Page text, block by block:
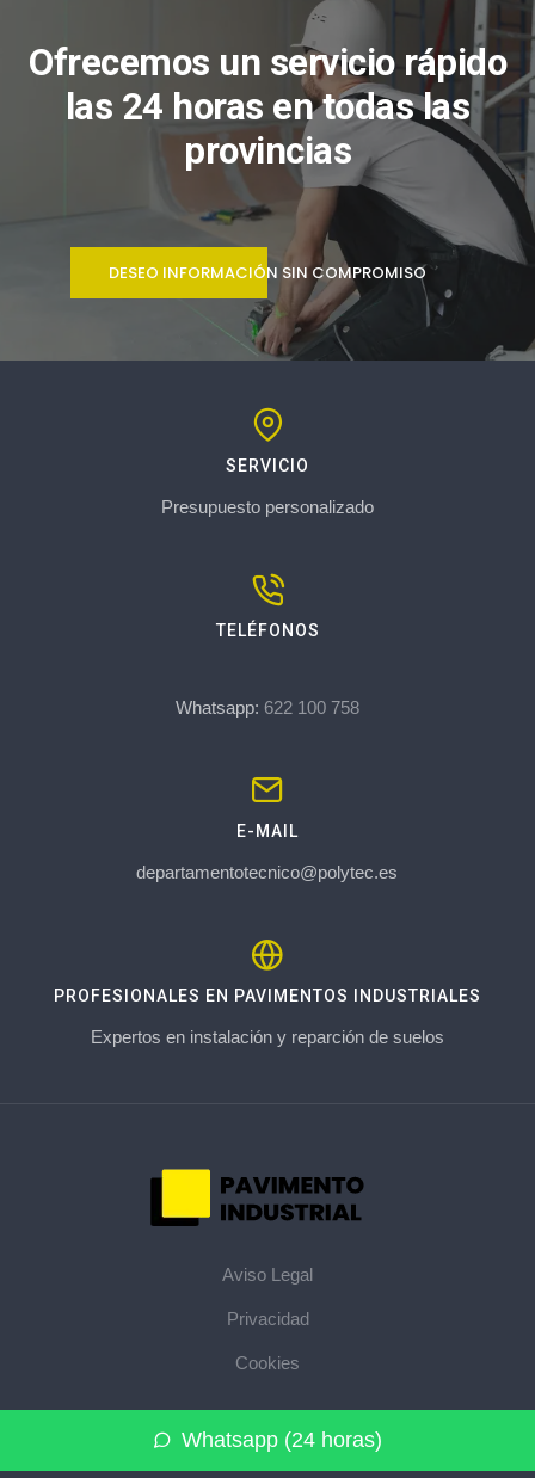
Whatsapp (24 horas)
Ofrecemos un servicio rápido
las 24 horas en todas las
provincias
DESEO INFORMACIÓN SIN COMPROMISO
SERVICIO
Presupuesto personalizado
TELÉFONOS
Whatsapp: 622 100 758
E-MAIL
departamentotecnico@polytec.es
PROFESIONALES EN PAVIMENTOS INDUSTRIALES
Expertos en instalación y reparción de suelos
Aviso Legal
Privacidad
Cookies
© 2026 pavimentoindustrial.pro · La web de pavimentos
industriales de su provincia · Mapa del sitio